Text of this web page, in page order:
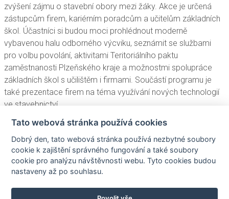
zvýšení zájmu o stavební obory mezi žáky. Akce je určená
zástupcům firem, kariérním poradcům a učitelům základních
škol. Účastníci si budou moci prohlédnout moderně
vybavenou halu odborného výcviku, seznámit se službami
pro volbu povolání, aktivitami Teritoriálního paktu
zaměstnanosti Plzeňského kraje a možnostmi spolupráce
základních škol s učilištěm i firmami. Součástí programu je
také prezentace firem na téma využívání nových technologií
ve stavebnictví.
V druhé části akce proběhne diskuse o možnostech rozvoje
a zkvalitňování spolupráce mezi SOU stavební, firmami a
základními školami.
V případě zájmu o účast se můžete do 13.9. 2019
Tato webová stránka používá cookies
Dobrý den, tato webová stránka používá nezbytné soubory
cookie k zajištění správného fungování a také soubory
cookie pro analýzu návštěvnosti webu. Tyto cookies budou
nastaveny až po souhlasu.